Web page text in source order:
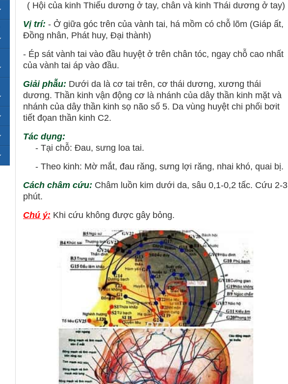
( Hội của kinh Thiếu dương ở tay, chân và kinh Thái dương ở tay)
Vị trí: - Ở giữa góc trên của vành tai, há mồm có chỗ lõm (Giáp ất,
Đồng nhân, Phát huy, Đại thành)
- Ép sát vành tai vào đầu huyệt ở trên chân tóc, ngay chỗ cao nhất
của vành tai áp vào đầu.
Giải phẫu: Dưới da là cơ tai trên, cơ thái dương, xương thái
dương. Thần kinh vận động cơ là nhánh của dây thần kinh mặt và
nhánh của dây thần kinh sọ não số 5. Da vùng huyệt chi phối bơit
tiết đọan thần kinh C2.
Tác dụng:
- Tại chỗ: Đau, sưng loa tai.
- Theo kinh: Mờ mắt, đau răng, sưng lợi răng, nhai khó, quai bị.
Cách châm cứu: Châm luồn kim dưới da, sâu 0,1-0,2 tấc. Cứu 2-3
phút.
Chú ý: Khi cứu không được gây bỏng.